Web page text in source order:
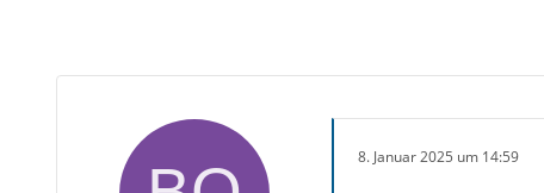
8. Januar 2025 um 14:59